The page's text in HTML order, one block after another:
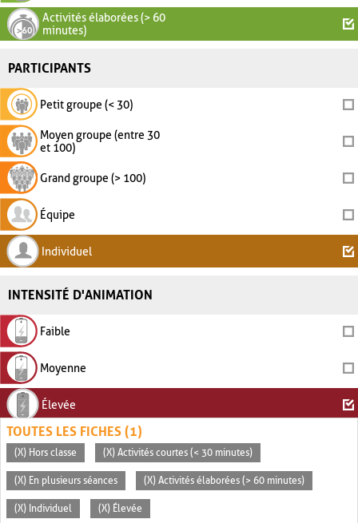
Activités élaborées (> 60
minutes)
PARTICIPANTS
Petit groupe (< 30)
Moyen groupe (entre 30
et 100)
Grand groupe (> 100)
Équipe
Individuel
INTENSITÉ D'ANIMATION
Faible
Moyenne
Élevée
TOUTES LES FICHES (1)
(X) Hors classe (X) Activités courtes (< 30 minutes)
(X) En plusieurs séances (X) Activités élaborées (> 60 minutes)
(X) Individuel (X) Élevée